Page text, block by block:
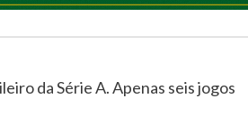
da Série A. Apenas seis jogos